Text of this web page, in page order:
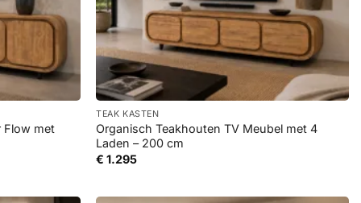
Flow met
+
TEAK KASTEN
Organisch Teakhouten TV Meubel met 4
Laden – 200 cm
€ 1.295